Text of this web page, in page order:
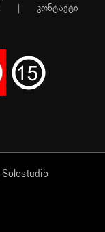
კონტაქტი
Solostudio